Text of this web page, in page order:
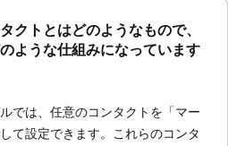
クトとはどのようなもので、
ような仕組みになっています
では、任意のコンタクトを「マー
て設定できます。これらのコンタ